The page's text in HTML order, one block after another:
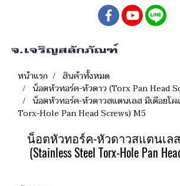
หน้าแรก
สินค้าทั้งหมด
น็อตหัวทอร์ค-หัวดาว (Torx Pan Head
น็อตหัวทอร์ค-หัวดาวสแตนเลส มีเดือยโ
Torx-Hole Pan Head Screws) M5
น็อตหัวทอร์ค-หัวดาวสแตนเล
(Stainless Steel Torx-Hole Pan